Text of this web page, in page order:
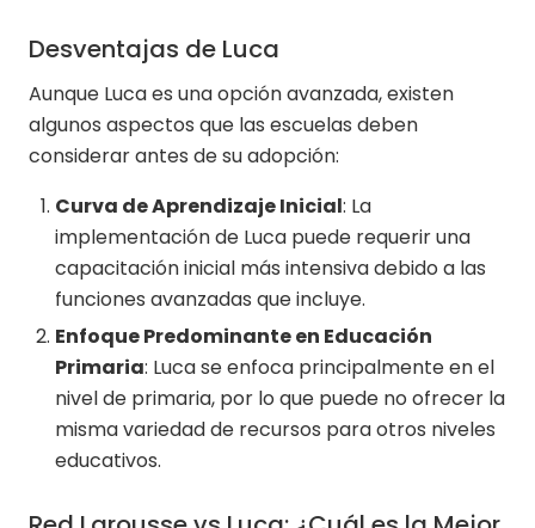
Desventajas de Luca
Aunque Luca es una opción avanzada, existen
algunos aspectos que las escuelas deben
considerar antes de su adopción:
Curva de Aprendizaje Inicial: La
implementación de Luca puede requerir una
capacitación inicial más intensiva debido a las
funciones avanzadas que incluye.
Enfoque Predominante en Educación
Primaria: Luca se enfoca principalmente en el
nivel de primaria, por lo que puede no ofrecer la
misma variedad de recursos para otros niveles
educativos.